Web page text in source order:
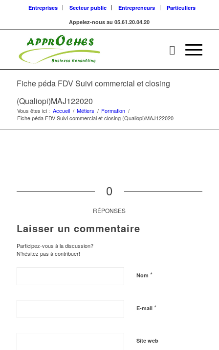
Entreprises Secteur public Entrepreneurs
Particuliers
Appelez-nous au 05.61.20.04.20
Fiche péda FDV Suivi commercial et closing
(Qualiopi)MAJ122020
Vous êtes ici : Accueil / Métiers / Formation /
Fiche péda FDV Suivi commercial et closing (Qualiopi)MAJ122020
0
RÉPONSES
Laisser un commentaire
Participez-vous à la discussion?
N'hésitez pas à contribuer!
Nom *
E-mail *
Site web